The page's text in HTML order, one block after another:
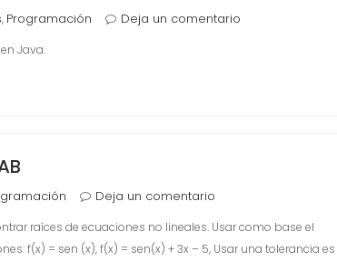
, Programación Deja un comentario
Java.
Deja un comentario
raíces de ecuaciones no lineales. Usar como base el
f(x) = sen (x), f(x) = sen(x) + 3x – 5, Usar una tolerancia es